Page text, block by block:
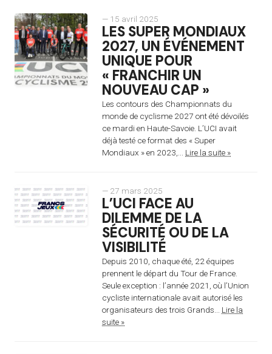
— 15 avril 2025
LES SUPER MONDIAUX
2027, UN ÉVÉNEMENT
UNIQUE POUR
« FRANCHIR UN
NOUVEAU CAP »
Les contours des Championnats du
monde de cyclisme 2027 ont été dévoilés
ce mardi en Haute-Savoie. L’UCI avait
déjà testé ce format des « Super
Mondiaux » en 2023,... Lire la suite »
— 27 mars 2025
L’UCI FACE AU
DILEMME DE LA
SÉCURITÉ OU DE LA
VISIBILITÉ
Depuis 2010, chaque été, 22 équipes
prennent le départ du Tour de France.
Seule exception : l’année 2021, où l’Union
cycliste internationale avait autorisé les
organisateurs des trois Grands... Lire la
suite »